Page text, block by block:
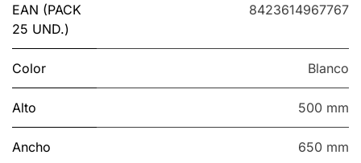
EAN (PACK
25 UND.)
8423614967767
Color Blanco
Alto 500 mm
Ancho 650 mm